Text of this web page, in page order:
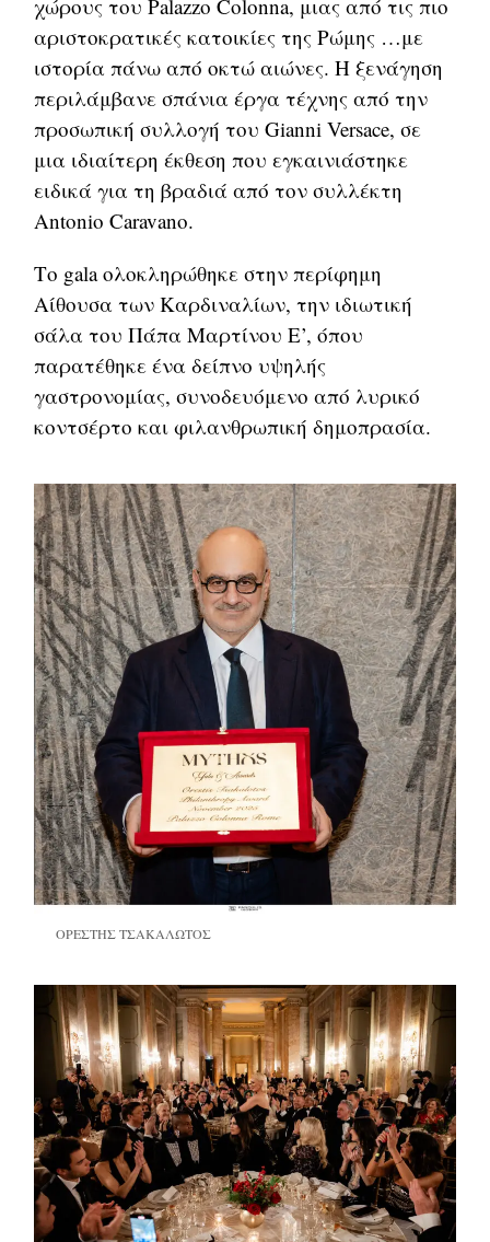
χώρους του Palazzo Colonna, μιας από τις πιο
αριστοκρατικές κατοικίες της Ρώμης …με
ιστορία πάνω από οκτώ αιώνες. Η ξενάγηση
περιλάμβανε σπάνια έργα τέχνης από την
προσωπική συλλογή του Gianni Versace, σε
μια ιδιαίτερη έκθεση που εγκαινιάστηκε
ειδικά για τη βραδιά από τον συλλέκτη
Antonio Caravano.
Το gala ολοκληρώθηκε στην περίφημη
Αίθουσα των Καρδιναλίων, την ιδιωτική
σάλα του Πάπα Μαρτίνου Ε’, όπου
παρατέθηκε ένα δείπνο υψηλής
γαστρονομίας, συνοδευόμενο από λυρικό
κοντσέρτο και φιλανθρωπική δημοπρασία.
ΟΡΕΣΤΗΣ ΤΣΑΚΑΛΩΤΟΣ